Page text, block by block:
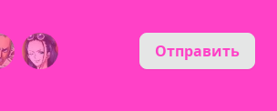
Отправить